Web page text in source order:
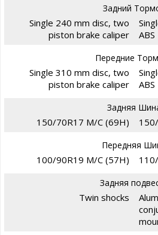
Задний
Single 240 mm disc, two
piston brake caliper
ABS
Передние
Single 310 mm disc, two
piston brake caliper
ABS
Задняя
150/70R17 M/C (69H)
Передняя
100/90R19 M/C (57H)
Задняя
Twin shocks